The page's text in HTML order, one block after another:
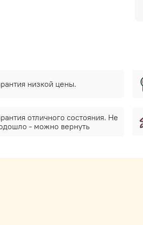
низкой цены.
отличного состояния. Не
- можно вернуть